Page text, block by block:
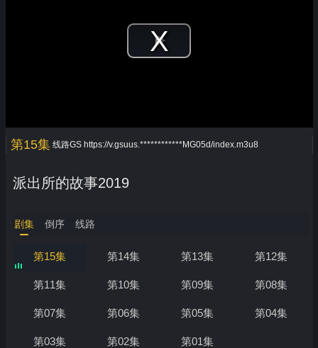
Play
第15集 线路GS https://v.gsuus.************MG05d/index.m3u8
派出所的故事2019
剧集 倒序 线路
第15集 第14集 第13集 第12集
第11集 第10集 第09集 第08集
第07集 第06集 第05集 第04集
第03集 第02集 第01集